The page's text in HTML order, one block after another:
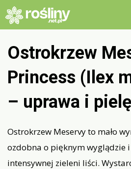
Przejdź
do
Ostrokrzew
Princess (Ilex
– uprawa i
Ostrokrzew Meservy to mało
ozdobna o pięknym wyglądzie i
intensywnej zieleni liści.